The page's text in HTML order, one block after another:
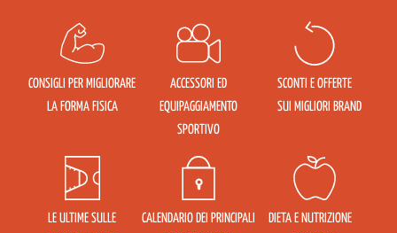
CONSIGLI PER MIGLIORARE
LA FORMA FISICA
ACCESSORI ED
EQUIPAGGIAMENTO
SPORTIVO
SCONTI E OFFERTE
SUI MIGLIORI BRAND
LE ULTIME SULLE
CALENDARIO DEI PRINCIPALI
DIETA E NUTRIZIONE